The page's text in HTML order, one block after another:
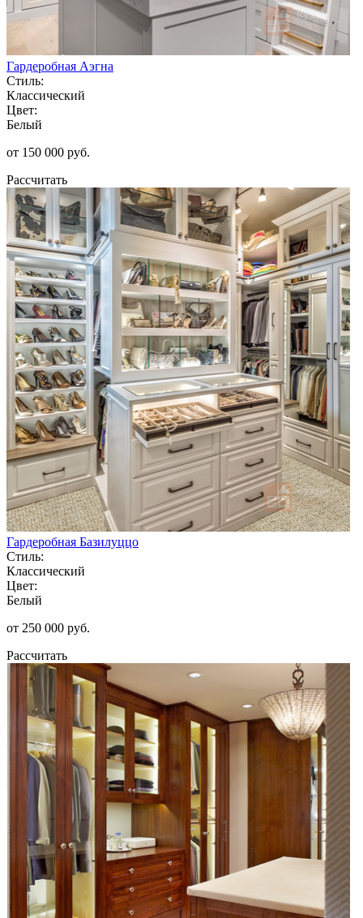
Гардеробная Аэгна
Стиль:
Классический
Цвет:
Белый
от 150 000 руб.
Рассчитать
Гардеробная Базилуццо
Стиль:
Классический
Цвет:
Белый
от 250 000 руб.
Рассчитать